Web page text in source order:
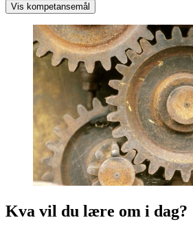
Vis kompetansemål
Kva vil du lære om i dag?